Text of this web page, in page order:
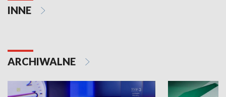
INNE
ARCHIWALNE